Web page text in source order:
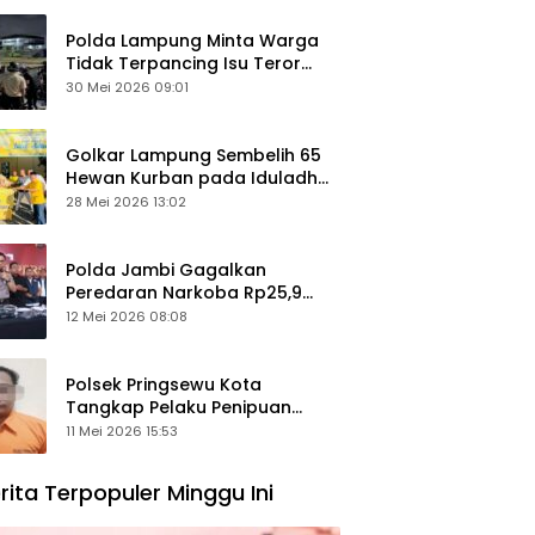
Polda Lampung Minta Warga
Tidak Terpancing Isu Teror
Pocong Palsu, Patroli
30 Mei 2026 09:01
Golkar Lampung Sembelih 65
Hewan Kurban pada Iduladha
1447 Hijriah
28 Mei 2026 13:02
Polda Jambi Gagalkan
Peredaran Narkoba Rp25,9
Miliar, Empat Tersangka
12 Mei 2026 08:08
Polsek Pringsewu Kota
Tangkap Pelaku Penipuan
Mobil, Sempat Kabur ke Jambi
11 Mei 2026 15:53
Terpopuler Minggu Ini